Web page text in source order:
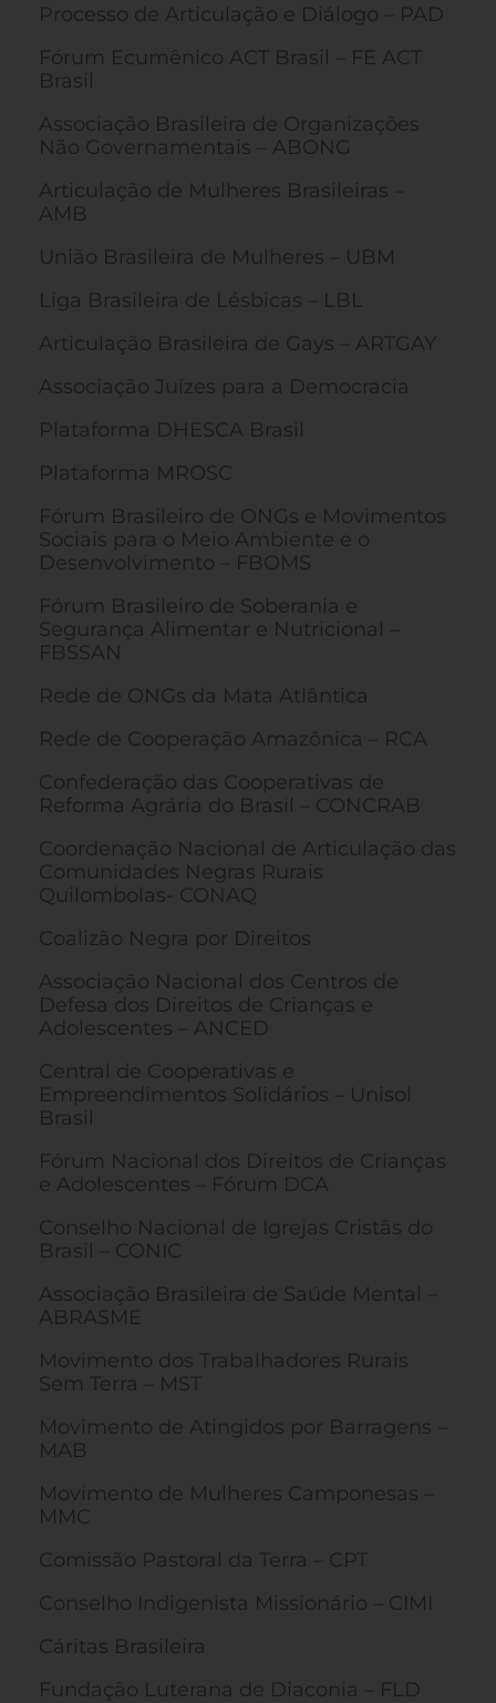
Processo de Articulação e Diálogo – PAD
Fórum Ecumênico ACT Brasil – FE ACT
Brasil
Associação Brasileira de Organizações
Não Governamentais – ABONG
Articulação de Mulheres Brasileiras –
AMB
União Brasileira de Mulheres – UBM
Liga Brasileira de Lésbicas – LBL
Articulação Brasileira de Gays – ARTGAY
Associação Juízes para a Democracia
Plataforma DHESCA Brasil
Plataforma MROSC
Fórum Brasileiro de ONGs e Movimentos
Sociais para o Meio Ambiente e o
Desenvolvimento – FBOMS
Fórum Brasileiro de Soberania e
Segurança Alimentar e Nutricional –
FBSSAN
Rede de ONGs da Mata Atlântica
Rede de Cooperação Amazônica – RCA
Confederação das Cooperativas de
Reforma Agrária do Brasil – CONCRAB
Coordenação Nacional de Articulação das
Comunidades Negras Rurais
Quilombolas- CONAQ
Coalizão Negra por Direitos
Associação Nacional dos Centros de
Defesa dos Direitos de Crianças e
Adolescentes – ANCED
Central de Cooperativas e
Empreendimentos Solidários – Unisol
Brasil
Fórum Nacional dos Direitos de Crianças
e Adolescentes – Fórum DCA
Conselho Nacional de Igrejas Cristãs do
Brasil – CONIC
Associação Brasileira de Saúde Mental –
ABRASME
Movimento dos Trabalhadores Rurais
Sem Terra – MST
Movimento de Atingidos por Barragens –
MAB
Movimento de Mulheres Camponesas –
MMC
Comissão Pastoral da Terra – CPT
Conselho Indigenista Missionário – CIMI
Cáritas Brasileira
Fundação Luterana de Diaconia – FLD